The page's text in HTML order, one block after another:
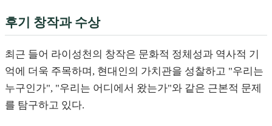
후기 창작과 수상
최근 들어 라이성천의 창작은 문화적 정체성과 역사적 기
억에 더욱 주목하며, 현대인의 가치관을 성찰하고 "우리는
누구인가", "우리는 어디에서 왔는가"와 같은 근본적 문제
를 탐구하고 있다.